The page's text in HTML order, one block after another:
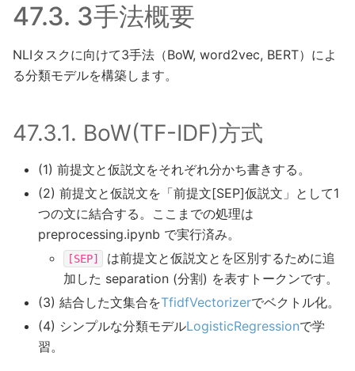
47.3. 3手法概要
NLIタスクに向けて3手法（BoW, word2vec, BERT）によ
る分類モデルを構築します。
47.3.1. BoW(TF-IDF)方式
(1) 前提文と仮説文をそれぞれ分かち書きする。
(2) 前提文と仮説文を「前提文[SEP]仮説文」として1
つの文に結合する。ここまでの処理は
preprocessing.ipynb で実行済み。
[SEP]
は前提文と仮説文とを区別するために追
加した separation (分割) を表すトークンです。
(3) 結合した文集合をTfidfVectorizerでベクトル化。
(4) シンプルな分類モデルLogisticRegressionで学
習。